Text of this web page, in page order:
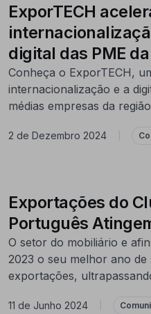
ExporTECH
digital das PME
Conheça o ExporTECH,
internacionalização e a
médias empresas da
2 de Dezembro 2024
Exportações do
Português
O setor do mobiliário e
2023 o seu melhor ano
exportações,
11 de Junho 2024